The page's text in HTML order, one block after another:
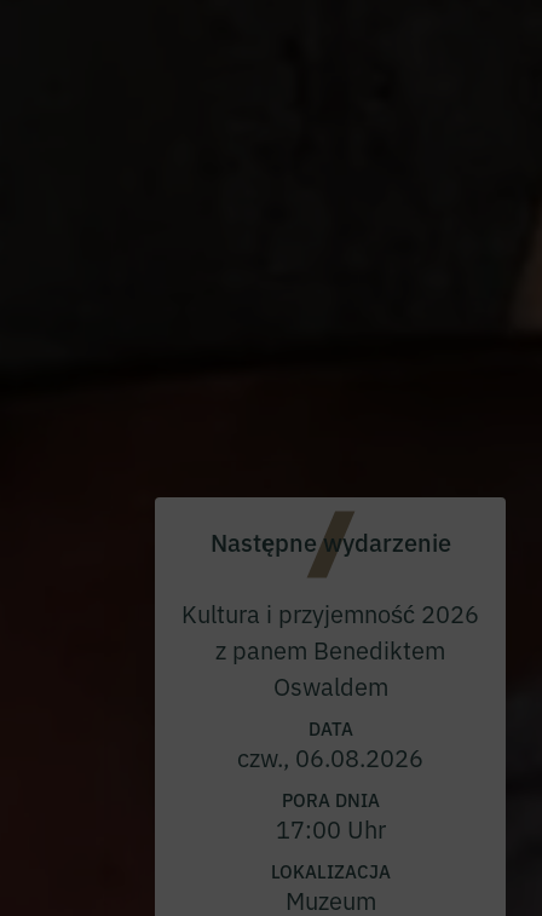
Następne wydarzenie
Kultura i przyjemność 2026
z panem Benediktem
Oswaldem
DATA
czw., 06.08.2026
PORA DNIA
17:00 Uhr
LOKALIZACJA
Muzeum